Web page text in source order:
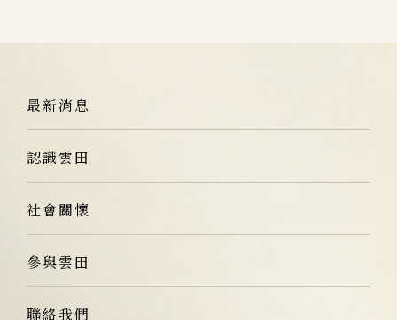
最新消息
認識雲田
社會關懷
參與雲田
聯絡我們